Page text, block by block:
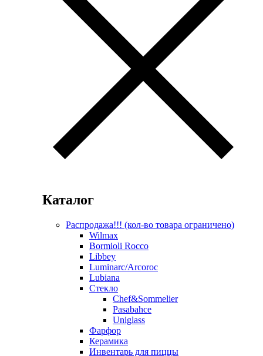
Каталог
Распродажа!!! (кол-во товара ограничено)
Wilmax
Bormioli Rocco
Libbey
Luminarc/Arcoroc
Lubiana
Стекло
Chef&Sommelier
Pasabahce
Uniglass
Фарфор
Керамика
Инвентарь для пиццы